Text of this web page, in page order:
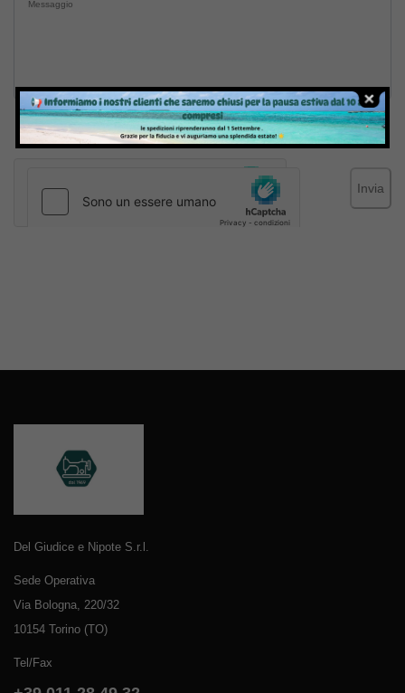
Inviando il messaggio confermo di aver letto e accettato
Termini e condizionidel sito web
Invia
Del Giudice e Nipote S.r.l.
Sede Operativa
Via Bologna, 220/32
10154 Torino (TO)
Tel/Fax